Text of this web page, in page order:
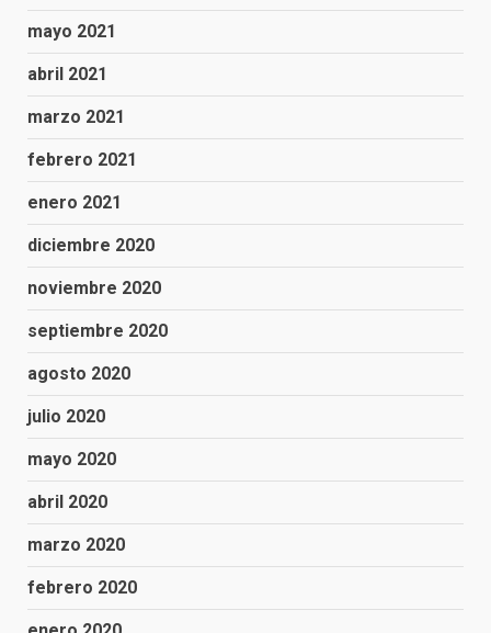
mayo 2021
abril 2021
marzo 2021
febrero 2021
enero 2021
diciembre 2020
noviembre 2020
septiembre 2020
agosto 2020
julio 2020
mayo 2020
abril 2020
marzo 2020
febrero 2020